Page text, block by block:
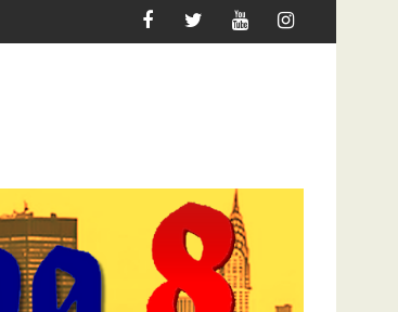
ATAQUE À UNITEL AINDA AFECTA A VIDA